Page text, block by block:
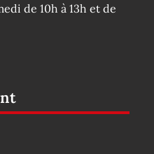
de 10h à 13h et de